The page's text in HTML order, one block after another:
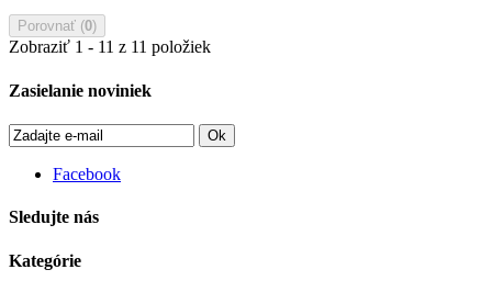
Porovnať (0)
Zobraziť 1 - 11 z 11 položiek
Zasielanie noviniek
Ok
Facebook
Sledujte nás
Kategórie